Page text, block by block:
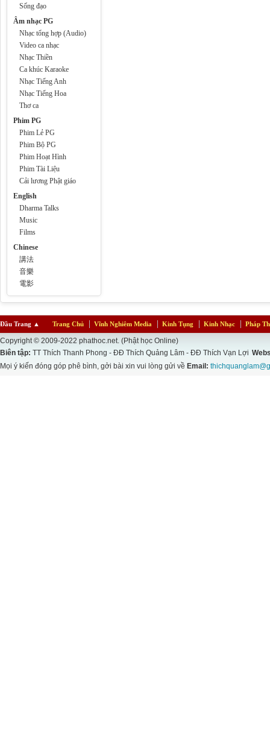
Sống đạo
Âm nhạc PG
Nhạc tổng hợp (Audio)
Video ca nhạc
Nhạc Thiền
Ca khúc Karaoke
Nhạc Tiếng Anh
Nhạc Tiếng Hoa
Thơ ca
Phim PG
Phim Lẻ PG
Phim Bộ PG
Phim Hoạt Hình
Phim Tài Liệu
Cải lương Phật giáo
English
Dharma Talks
Music
Films
Chinese
講法
音樂
電影
Đầu Trang ▲ Trang Chủ Vĩnh Nghiêm Media Kinh Tụng Kinh Nhạc Pháp
Copyright © 2009-2022 phathoc.net. (Phật học Online)
Biên tập: TT Thích Thanh Phong - ĐĐ Thích Quảng Lâm - ĐĐ Thích Vạn Lợi
Mọi ý kiến đóng góp phê bình, gởi bài xin vui lòng gửi về Email: